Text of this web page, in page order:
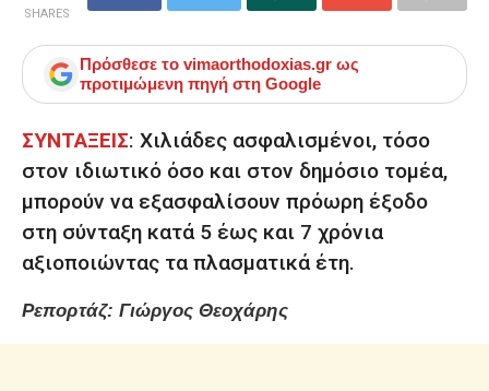
SHARES
Πρόσθεσε το vimaorthodoxias.gr ως
προτιμώμενη πηγή στη Google
ΣΥΝΤΑΞΕΙΣ: Χιλιάδες ασφαλισμένοι, τόσο
στον ιδιωτικό όσο και στον δημόσιο τομέα,
μπορούν να εξασφαλίσουν πρόωρη έξοδο
στη σύνταξη κατά 5 έως και 7 χρόνια
αξιοποιώντας τα πλασματικά έτη.
Ρεπορτάζ: Γιώργος Θεοχάρης